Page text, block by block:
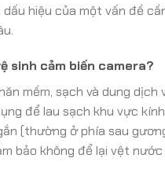
dấu hiệu của một vấn đề
sinh cảm biến camera?
mềm, sạch và dung dịch
để lau sạch khu vực
(thường ở phía sau
bảo không để lại vệt